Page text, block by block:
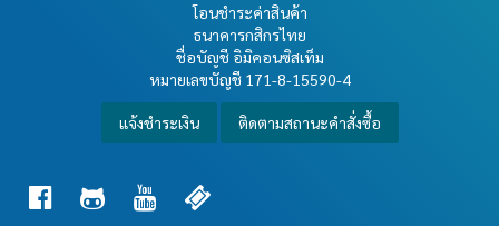
โอนชำระค่าสินค้า
ธนาคารกสิกรไทย
ชื่อบัญชี อิมิคอนซิสเท็ม
หมายเลขบัญชี 171-8-15590-4
แจ้งชำระเงิน ติดตามสถานะคำสั่งซื้อ